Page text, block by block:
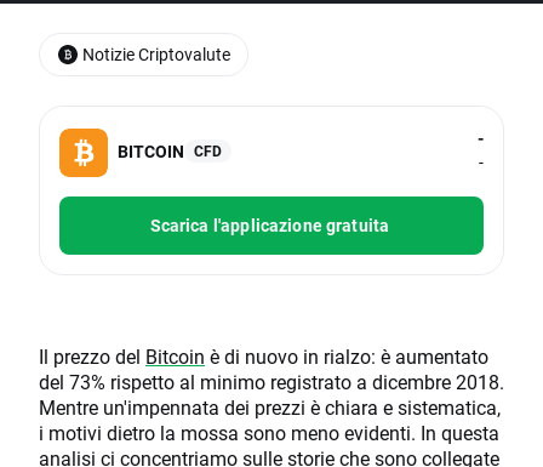
BITCOIN CFD
-
-
Scarica l'applicazione gratuita
Il prezzo del Bitcoin è di nuovo in rialzo: è aumentato
del 73% rispetto al minimo registrato a dicembre 2018.
Mentre un'impennata dei prezzi è chiara e sistematica,
i motivi dietro la mossa sono meno evidenti. In questa
analisi ci concentriamo sulle storie che sono collegate
Notizie Criptovalute